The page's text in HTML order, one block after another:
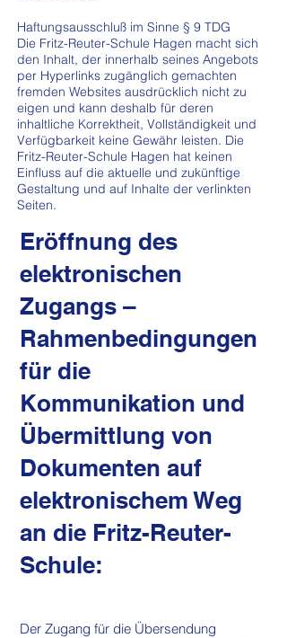
Haftungsausschluß im Sinne § 9 TDG
Die Fritz-Reuter-Schule Hagen macht sich
den Inhalt, der innerhalb seines Angebots
per Hyperlinks zugänglich gemachten
fremden Websites ausdrücklich nicht zu
eigen und kann deshalb für deren
inhaltliche Korrektheit, Vollständigkeit und
Verfügbarkeit keine Gewähr leisten. Die
Fritz-Reuter-Schule Hagen hat keinen
Einfluss auf die aktuelle und zukünftige
Gestaltung und auf Inhalte der verlinkten
Seiten.
Eröffnung des
elektronischen
Zugangs –
Rahmenbedingungen
für die
Kommunikation und
Übermittlung von
Dokumenten auf
elektronischem Weg
an die Fritz-Reuter-
Schule:
Der Zugang für die Übersendung